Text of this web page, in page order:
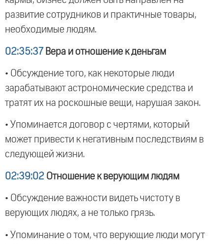
развитие сотрудников и практичные товары,
необходимые людям.
02:35:37 Вера и отношение к деньгам
• Обсуждение того, как некоторые люди
зарабатывают астрономические средства и
тратят их на роскошные вещи, нарушая закон.
• Упоминается договор с чертями, который
может привести к негативным последствиям в
следующей жизни.
02:39:02 Отношение к верующим людям
• Обсуждение важности видеть чистоту в
верующих людях, а не только грязь.
• Упоминание о том, что верующие люди могут